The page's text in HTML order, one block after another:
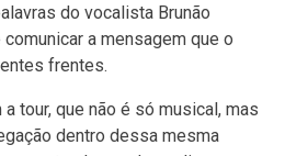
do vocalista Brunão
a mensagem que o
frentes.
tour, que não é só musical, mas
dentro dessa mesma